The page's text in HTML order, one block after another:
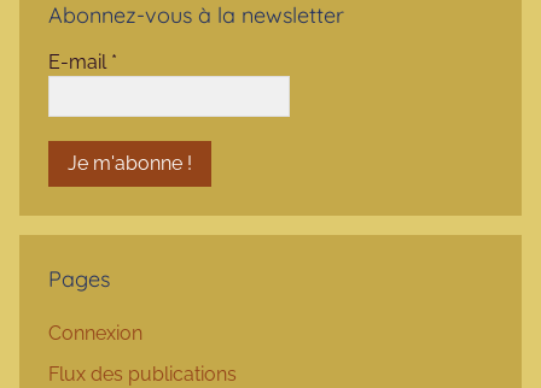
Abonnez-vous à la newsletter
E-mail *
Pages
Connexion
Flux des publications